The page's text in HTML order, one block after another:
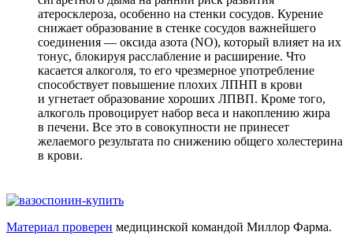
атеросклероза, особенно на стенки сосудов. Курение
снижает образование в стенке сосудов важнейшего
соединения — оксида азота (NO), который влияет на их
тонус, блокируя расслабление и расширение. Что
касается алкоголя, то его чрезмерное употребление
способствует повышение плохих ЛПНП в крови
и угнетает образование хороших ЛПВП. Кроме того,
алкоголь провоцирует набор веса и накоплению жира
в печени. Все это в совокупности не принесет
желаемого результата по снижению общего холестерина
в крови.
Материал проверен медицинской командой Миллор Фарма.